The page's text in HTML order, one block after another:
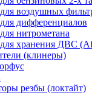
воздушных
дифференциалов
нитрометана
хранения ДВС
(клинеры)
резбы (локтайт)